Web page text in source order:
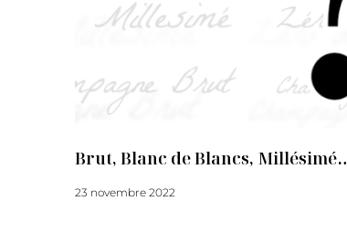
Brut, Blanc de Blancs,
23 novembre 2022